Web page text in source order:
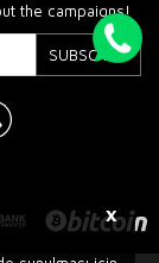
X
the campaigns!
SUBSCRIBE